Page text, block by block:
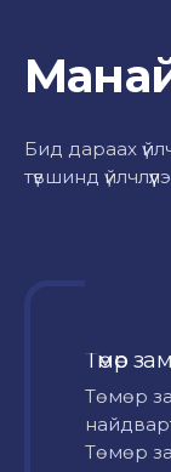
Манай
Бид дараах
түвшинд
Төмөр
Төмөр
Төмөр